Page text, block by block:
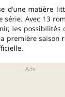
d’une matière
série. Avec 13
les possibilités
première saison